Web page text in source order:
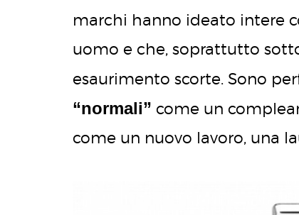
marchi hanno ideato intere
uomo e che, soprattutto
esaurimento scorte. Sono
“normali” come un
come un nuovo lavoro, una